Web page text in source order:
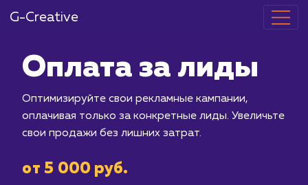
G-Creative
Оплата за
Оптимизируйте свои рекламные
оплачивая только за конкретные